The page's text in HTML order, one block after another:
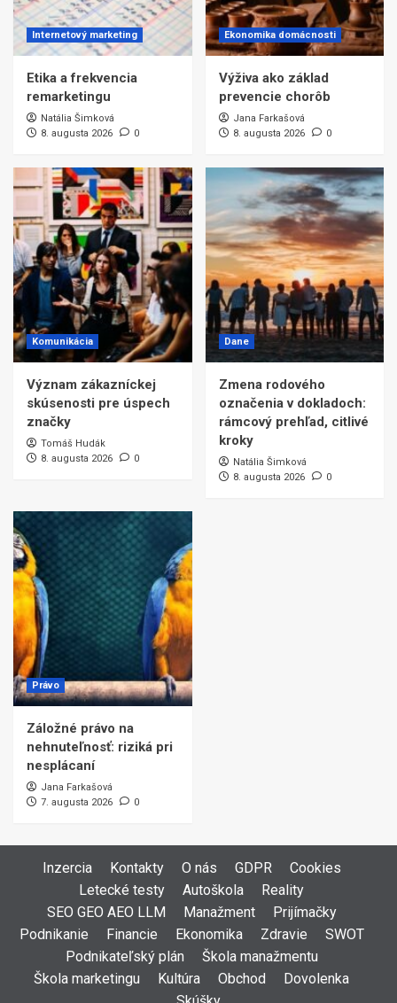
Internetový marketing
Etika a frekvencia
remarketingu
Natália Šimková
8. augusta 2026
0
Ekonomika domácnosti
Výživa ako základ
prevencie chorôb
Jana Farkašová
8. augusta 2026
0
Komunikácia
Význam zákazníckej
skúsenosti pre úspech
značky
Tomáš Hudák
8. augusta 2026
0
Dane
Zmena rodového
označenia v dokladoch:
rámcový prehľad, citlivé
kroky
Natália Šimková
8. augusta 2026
0
Právo
Záložné právo na
nehnuteľnosť: riziká pri
nesplácaní
Jana Farkašová
7. augusta 2026
0
Inzercia Kontakty O nás GDPR
Cookies
Letecké testy
Autoškola
Reality
SEO GEO AEO LLM
Manažment
Prijímačky
Podnikanie
Financie Ekonomika Zdravie
SWOT
Podnikateľský plán
Škola manažmentu
Škola marketingu
Kultúra Obchod
Dovolenka